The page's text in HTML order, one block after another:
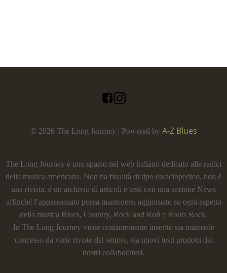
© 2026 The Long Journey | Powered by A-Z Blues
The Long Journey è uno spazio nel web italiano dedicato alle radici
della musica americana. Non ha finalità di tipo enciclopedico, non è
una rivista, é un archivio di articoli e testi con una sezione News
affinché l’appassionato possa mantenersi aggiornato su ogni aspetto
della musica Blues, Country, Rock and Roll e Roots Rock.
In The Long Journey viene costantemente inserito sia materiale
concesso da varie riviste del settore, sia nuovi testi prodotti dai
nostri collaboratori.